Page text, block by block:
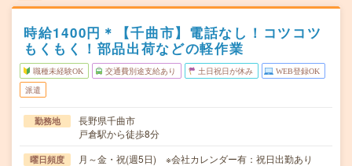
時給1400円＊【千曲市】電話なし！コツコツ
もくもく！部品出荷などの軽作業
職種未経験OK 交通費別途支給あり 土日祝日が休み WEB登録OK
派遣
勤務地
長野県千曲市
戸倉駅から徒歩8分
曜日頻度
月～金・祝(週5日) ※会社カレンダー有：祝日出勤あり